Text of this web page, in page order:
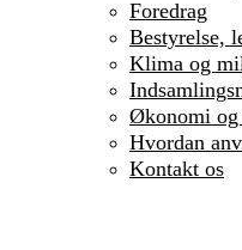
Foredrag
Bestyrelse,
Klima og
Økonomi
Hvordan
Kontakt os